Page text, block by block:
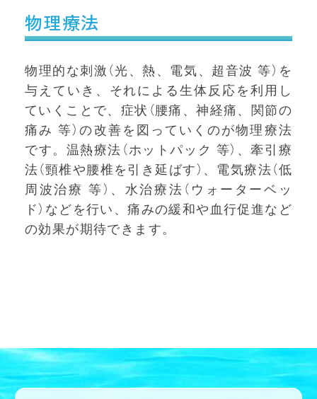
物理療法
物理的な刺激（光、熱、電気、超音波 等）を
与えていき、それによる生体反応を利用し
ていくことで、症状（腰痛、神経痛、関節の
痛み 等）の改善を図っていくのが物理療法
です。温熱療法（ホットパック 等）、牽引療
法（頸椎や腰椎を引き延ばす）、電気療法（低
周波治療 等）、水治療法（ウォーターベッ
ド）などを行い、痛みの緩和や血行促進など
の効果が期待できます。